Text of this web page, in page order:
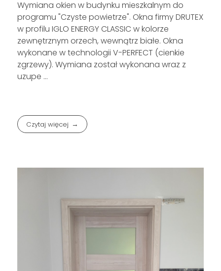
Wymiana okien w budynku mieszkalnym do
programu "Czyste powietrze". Okna firmy DRUTEX
w profilu IGLO ENERGY CLASSIC w kolorze
zewnętrznym orzech, wewnątrz białe. Okna
wykonane w technologii V-PERFECT (cienkie
zgrzewy). Wymiana został wykonana wraz z
uzupe ...
Czytaj więcej